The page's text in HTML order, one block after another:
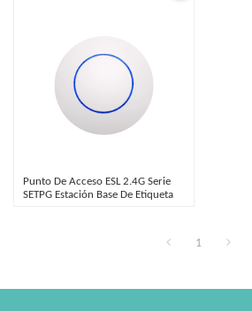
Punto De Acceso ESL 2.4G Serie
SETPG Estación Base De Etiqueta
1